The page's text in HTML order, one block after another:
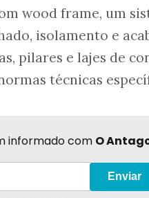
wood frame, um
isolamento e
pilares e lajes de
técnicas
informado com O
Enviar